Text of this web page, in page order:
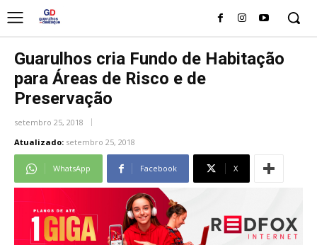
Guarulhos cria Fundo de Habitação
para Áreas de Risco e de
Preservação
setembro 25, 2018
Atualizado: setembro 25, 2018
WhatsApp Facebook X